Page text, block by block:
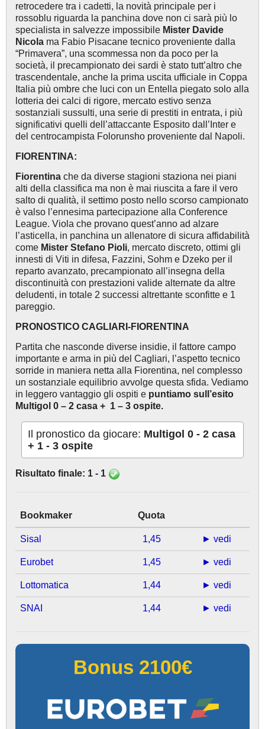
retrocedere tra i cadetti, la novità principale per i
rossoblu riguarda la panchina dove non ci sarà più lo
specialista in salvezze impossibile Mister Davide
Nicola ma Fabio Pisacane tecnico proveniente dalla
“Primavera”, una scommessa non da poco per la
società, il precampionato dei sardi è stato tutt’altro che
trascendentale, anche la prima uscita ufficiale in Coppa
Italia più ombre che luci con un Entella piegato solo alla
lotteria dei calci di rigore, mercato estivo senza
sostanziali sussulti, una serie di prestiti in entrata, i più
significativi quelli dell’attaccante Esposito dall’Inter e
del centrocampista Folorunsho proveniente dal Napoli.
FIORENTINA:
Fiorentina che da diverse stagioni staziona nei piani
alti della classifica ma non è mai riuscita a fare il vero
salto di qualità, il settimo posto nello scorso campionato
è valso l’ennesima partecipazione alla Conference
League. Viola che provano quest’anno ad alzare
l’asticella, in panchina un allenatore di sicura affidabilità
come Mister Stefano Pioli, mercato discreto, ottimi gli
innesti di Viti in difesa, Fazzini, Sohm e Dzeko per il
reparto avanzato, precampionato all’insegna della
discontinuità con prestazioni valide alternate da altre
deludenti, in totale 2 successi altrettante sconfitte e 1
pareggio.
PRONOSTICO CAGLIARI-FIORENTINA
Partita che nasconde diverse insidie, il fattore campo
importante e arma in più del Cagliari, l’aspetto tecnico
sorride in maniera netta alla Fiorentina, nel complesso
un sostanziale equilibrio avvolge questa sfida. Vediamo
in leggero vantaggio gli ospiti e puntiamo sull’esito
Multigol 0 – 2 casa + 1 – 3 ospite.
Il pronostico da giocare: Multigol 0 - 2 casa
+ 1 - 3 ospite
Risultato finale: 1 - 1
Bookmaker Quota
Sisal 1,45 ► vedi
Eurobet 1,45 ► vedi
Lottomatica 1,44 ► vedi
SNAI 1,44 ► vedi
Bonus 2100€